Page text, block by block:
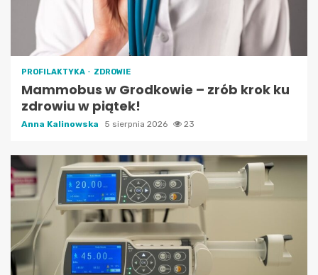
PROFILAKTYKA ZDROWIE
Mammobus w Grodkowie – zrób krok ku
zdrowiu w piątek!
Anna Kalinowska 5 sierpnia 2026 23